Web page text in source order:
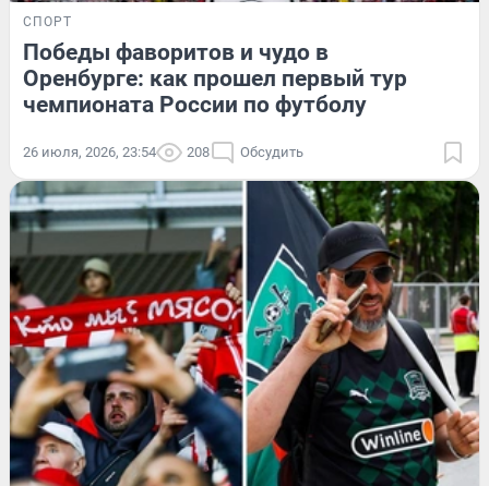
СПОРТ
Победы фаворитов и чудо в
Оренбурге: как прошел первый тур
чемпионата России по футболу
26 июля, 2026, 23:54 208 Обсудить